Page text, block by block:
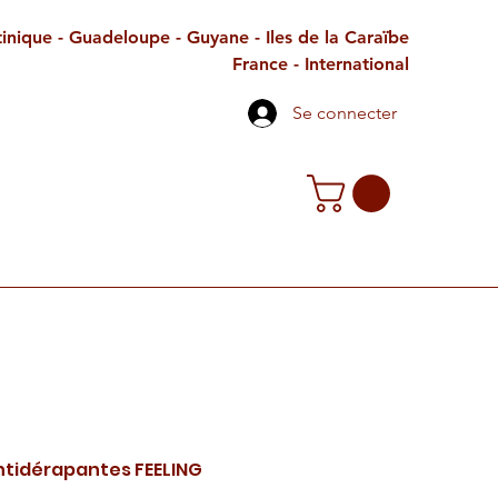
- Guadeloupe - Guyane - Iles de la Caraïbe
France - International
Se connecter
FEELING